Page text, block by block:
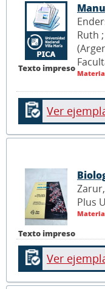
Texto impreso
Ruth
Ver
Texto impreso
Plus
Ver